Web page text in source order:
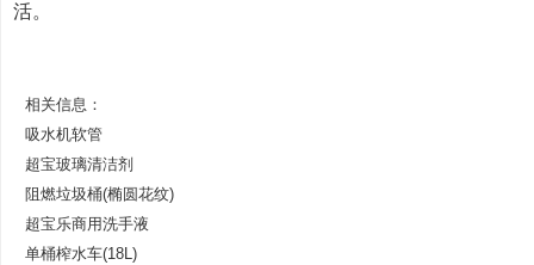
活。
相关信息：
吸水机软管
超宝玻璃清洁剂
阻燃垃圾桶(椭圆花纹)
超宝乐商用洗手液
单桶榨水车(18L)